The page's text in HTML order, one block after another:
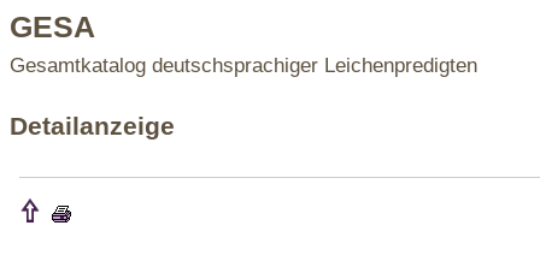
GESA
Gesamtkatalog deutschsprachiger Leichenpredigten
Detailanzeige